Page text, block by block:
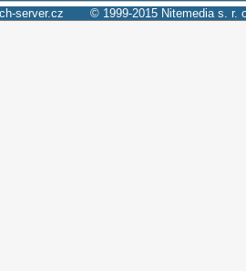
server.cz © 1999-2015 Nitemedia s. r.